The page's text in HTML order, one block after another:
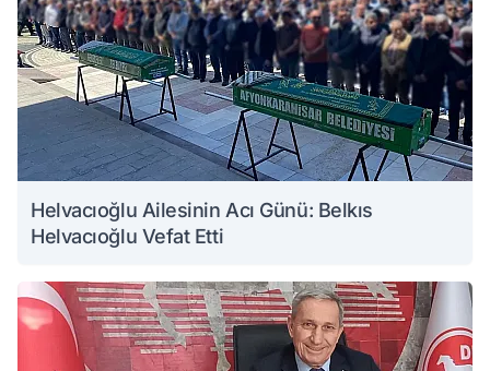
Helvacıoğlu Ailesinin Acı Günü: Belkıs
Helvacıoğlu Vefat Etti